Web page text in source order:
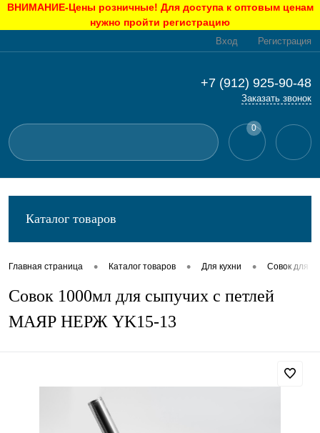
ВНИМАНИЕ-Цены розничные! Для доступа к оптовым ценам
нужно пройти регистрацию
Вход Регистрация
+7 (912) 925-90-48
Заказать звонок
0
Каталог товаров
Главная страница • Каталог товаров • Для кухни • Совок для
Совок 1000мл для сыпучих с петлей
МАЯР НЕРЖ YK15-13